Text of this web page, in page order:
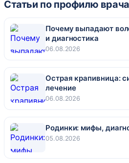
Статьи по профилю врача
Почему выпадают
и диагностика
06.08.2026
Острая крапивница:
лечение
06.08.2026
Родинки: мифы,
05.08.2026